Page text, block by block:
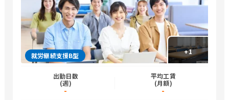
+1
就労継続支援B型
出勤日数
(週)
-
平均工賃
(月額)
-